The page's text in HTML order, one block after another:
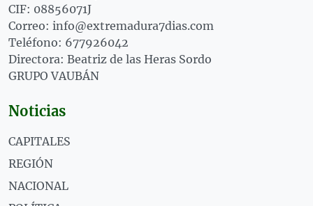
CIF: 08856071J
Correo: info@extremadura7dias.com
Teléfono: 677926042
Directora: Beatriz de las Heras Sordo
GRUPO VAUBÁN
Noticias
CAPITALES
REGIÓN
NACIONAL